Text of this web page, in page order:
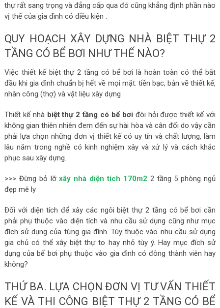
thự rất sang trọng và đẳng cấp qua đó cũng khẳng định phần nào
vị thế của gia đình có điều kiện .
QUY HOẠCH XÂY DỰNG NHÀ BIỆT THỰ 2
TẦNG CÓ BỂ BƠI NHƯ THẾ NÀO?
Việc thiết kế biệt thự 2 tầng có bể bơi là hoàn toàn có thể bắt
đầu khi gia đình chuẩn bị hết về mọi mặt: tiền bạc, bản vẽ thiết kế,
nhân công (thợ) và vật liệu xây dựng
Thiết kế nhà biệt thự 2 tầng có bể bơi đòi hỏi được thiết kế với
không gian thiên nhiên đem đến sự hài hòa và cân đối do vậy cần
phải lựa chọn những đơn vị thiết kế có uy tín và chất lượng, làm
lâu năm trong nghề có kinh nghiệm xây và xử lý và cách khắc
phục sau xây dựng.
>>> Đừng bỏ lỡxây nhà diện tích 170m2 2 tầng 5 phòng ngủ
đẹp mê ly
Đối với diện tích để xây các ngôi biệt thự 2 tầng có bể bơi cần
phải phụ thuộc vào diện tích và nhu cầu sử dụng cũng như mục
đích sử dụng của từng gia đình. Tùy thuộc vào nhu cầu sử dụng
gia chủ có thể xây biệt thự to hay nhỏ tùy ý. Hay mục đích sử
dụng của bể bơi phụ thuộc vào gia đình có đông thành viên hay
không?
THỨ BA. LỰA CHỌN ĐƠN VỊ TƯ VẤN THIẾT
KẾ VÀ THI CÔNG BIỆT THỰ 2 TẦNG CÓ BỂ